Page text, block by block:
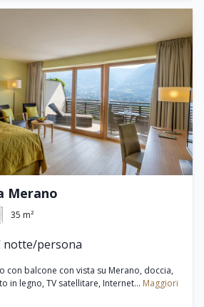
Merano
35 m²
notte/persona
con balcone con vista su Merano, doccia,
in legno, TV satellitare, Internet... Maggiori